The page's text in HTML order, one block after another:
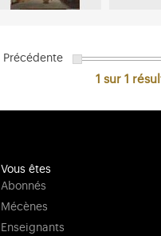
Précédente
1 sur 1
Vous êtes
Abonnés
Mécènes
Enseignants